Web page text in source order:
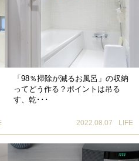
「98％掃除が減るお風呂」の収納
ってどう作る？ポイントは吊る
す、乾･･･
2022.08.07 LIFE